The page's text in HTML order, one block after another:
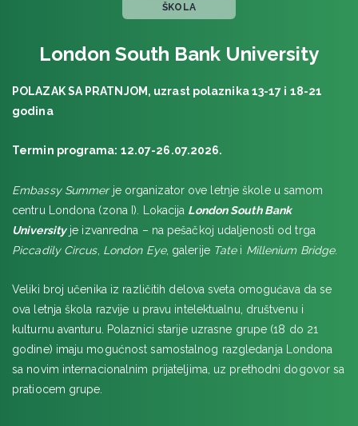
NJUJORK & VAŠINGTON, MLA, Ramapo College
University
BRAUNVALD, Frilingue ski i snoubord, januar 2026
UJEDINJENI ARAPSKI EMIRATI
DUBAI i ABU DABI, januar 2026
VELIKA BRITANIJA
LONDON, Plus, Brentwood School
UPPER DICKER, BEDE'S Senior School, Dicker
LONDON & EDINBURG letnja škola engleskog u dve
BRAJTON, SEC University of Sussex
ŠKOLA
London South Bank University
POLAZAK SA PRATNJOM, uzrast polaznika 13-17 i 18-21
godina
Termin programa: 12.07-26.07.2026.
Embassy Summerje organizator ove letnje škole u samom
centru Londona (zona I). Lokacija London South Bank
Universityje izvanredna – na pešačkoj udaljenosti od trga
Piccadily Circus, London Eye, galerije Tatei Millenium Bridge.
Veliki broj učenika iz različitih delova sveta omogućava da se
ova letnja škola razvije u pravu intelektualnu, društvenu i
kulturnu avanturu. Polaznici starije uzrasne grupe (18 do 21
godine) imaju mogućnost samostalnog razgledanja Londona
sa novim internacionalnim prijateljima, uz prethodni dogovor sa
pratiocem grupe.